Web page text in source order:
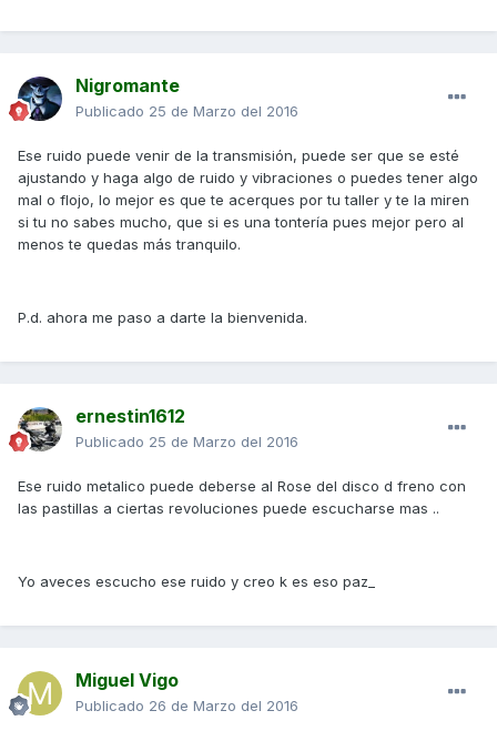
Nigromante
Publicado 25 de Marzo del 2016
Ese ruido puede venir de la transmisión, puede ser que se esté
ajustando y haga algo de ruido y vibraciones o puedes tener algo
mal o flojo, lo mejor es que te acerques por tu taller y te la miren
si tu no sabes mucho, que si es una tontería pues mejor pero al
menos te quedas más tranquilo.
P.d. ahora me paso a darte la bienvenida.
ernestin1612
Publicado 25 de Marzo del 2016
Ese ruido metalico puede deberse al Rose del disco d freno con
las pastillas a ciertas revoluciones puede escucharse mas ..
Yo aveces escucho ese ruido y creo k es eso paz_
Miguel Vigo
Publicado 26 de Marzo del 2016